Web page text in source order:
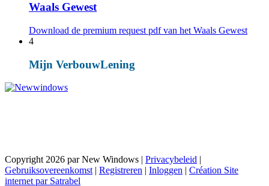
Waals Gewest
Download de premium request pdf van het Waals Gewest
4
Mijn VerbouwLening
Copyright 2026 par New Windows | Privacybeleid |
Gebruiksovereenkomst | Registreren | Inloggen | Création Site
internet par Satrabel